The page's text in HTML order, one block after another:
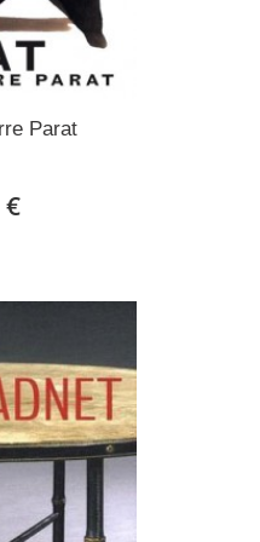
Parat
€